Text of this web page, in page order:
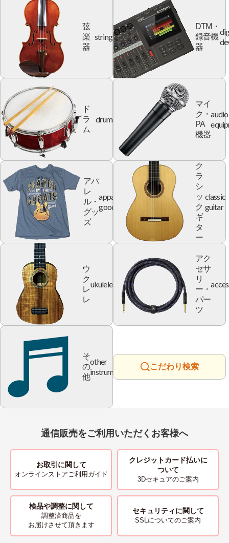
弦
楽
器
string
DTM・
録音機
器
ド
ラ
ム
drum
マイ
ク・
PA
機器
audio
アパ
レ
ル・
グッ
ズ
apparel
goods
ク
ラ
シ
ッ
ク
ギ
タ
ー
classic
guitar
ウ
ク
レ
レ
ukulele
アク
セサ
リ
ー・
パー
ツ
そ
の
他
other
instrument
こだわり検索
通信販売をご利用いただくお客様へ
お取引に関して
オンラインストアご利用ガイド
クレジットカード払いに
ついて
3Dセキュアのご案内
検品や調整に関して
調整済商品を
お届けさせて頂きます
セキュリティに関して
SSLについてのご案内